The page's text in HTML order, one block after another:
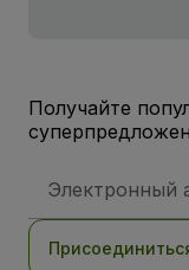
Получайте
электронной